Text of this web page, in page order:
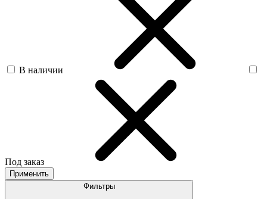
В наличии
Под заказ
Применить
Фильтры